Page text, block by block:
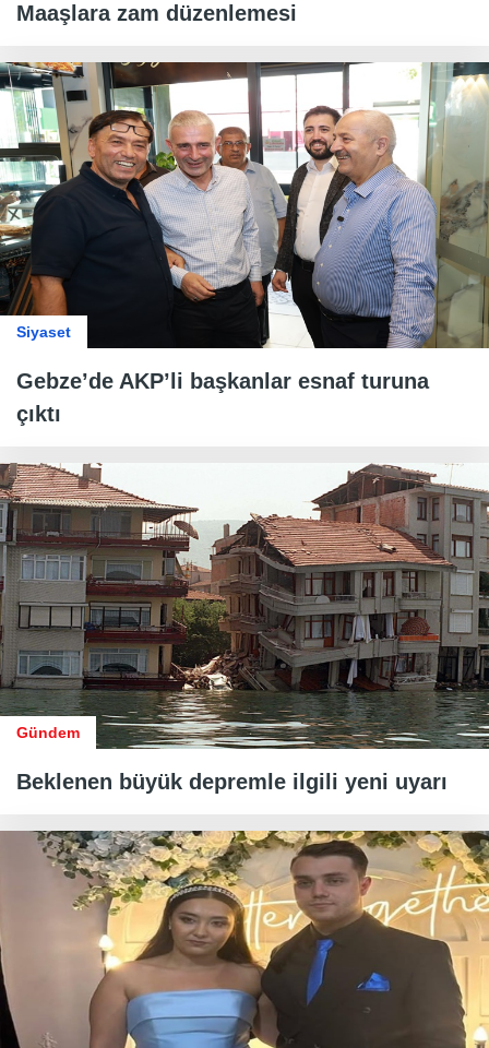
Maaşlara zam düzenlemesi
Siyaset
Gebze’de AKP’li başkanlar esnaf turuna
çıktı
Gündem
Beklenen büyük depremle ilgili yeni uyarı